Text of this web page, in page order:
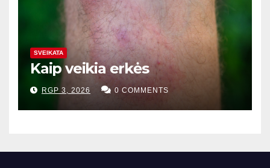
SVEIKATA
Kaip veikia erkės
RGP 3, 2026 0 COMMENTS